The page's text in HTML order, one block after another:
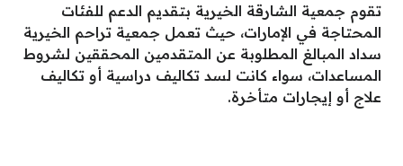
تقوم جمعية الشارقة الخيرية بتقديم الدعم للفئات
المحتاجة في الإمارات، حيث تعمل جمعية تراحم الخيرية
سداد المبالغ المطلوبة عن المتقدمين المحققين لشروط
المساعدات، سواء كانت لسد تكاليف دراسية أو تكاليف
علاج أو إيجارات متأخرة.